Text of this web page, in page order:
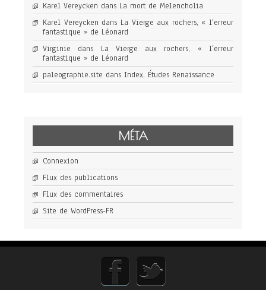
Karel Vereycken dans La mort de Melencholia
Karel Vereycken dans La Vierge aux rochers, « l’erreur
fantastique » de Léonard
Virginie dans La Vierge aux rochers, « l’erreur
fantastique » de Léonard
paleographie.site dans Index, Études Renaissance
MÉTA
Connexion
Flux des publications
Flux des commentaires
Site de WordPress-FR